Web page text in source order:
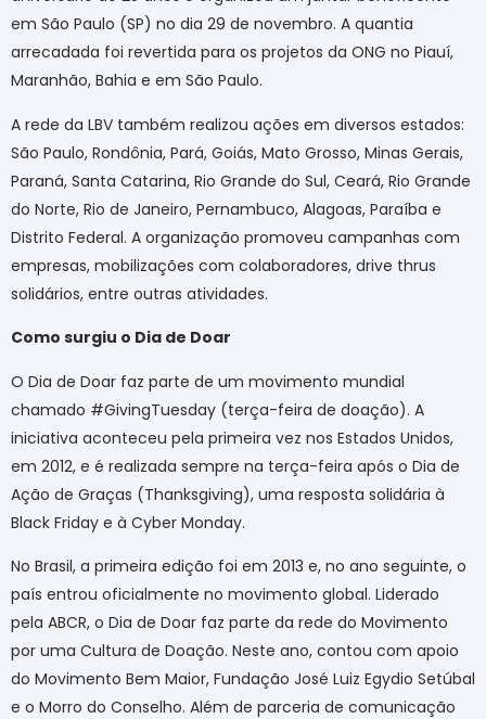
em São Paulo (SP) no dia 29 de novembro. A quantia
arrecadada foi revertida para os projetos da ONG no Piauí,
Maranhão, Bahia e em São Paulo.
A rede da LBV também realizou ações em diversos estados:
São Paulo, Rondônia, Pará, Goiás, Mato Grosso, Minas Gerais,
Paraná, Santa Catarina, Rio Grande do Sul, Ceará, Rio Grande
do Norte, Rio de Janeiro, Pernambuco, Alagoas, Paraíba e
Distrito Federal. A organização promoveu campanhas com
empresas, mobilizações com colaboradores, drive thrus
solidários, entre outras atividades.
Como surgiu o Dia de Doar
O Dia de Doar faz parte de um movimento mundial
chamado #GivingTuesday (terça-feira de doação). A
iniciativa aconteceu pela primeira vez nos Estados Unidos,
em 2012, e é realizada sempre na terça-feira após o Dia de
Ação de Graças (Thanksgiving), uma resposta solidária à
Black Friday e à Cyber Monday.
No Brasil, a primeira edição foi em 2013 e, no ano seguinte, o
país entrou oficialmente no movimento global. Liderado
pela ABCR, o Dia de Doar faz parte da rede do Movimento
por uma Cultura de Doação. Neste ano, contou com apoio
do Movimento Bem Maior, Fundação José Luiz Egydio Setúbal
e o Morro do Conselho. Além de parceria de comunicação